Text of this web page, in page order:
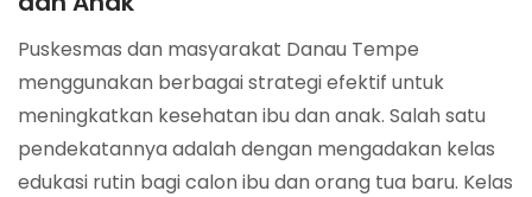
Puskesmas dan masyarakat Danau Tempe
menggunakan berbagai strategi efektif untuk
meningkatkan kesehatan ibu dan anak. Salah satu
pendekatannya adalah dengan mengadakan kelas
edukasi rutin bagi calon ibu dan orang tua baru. Kelas